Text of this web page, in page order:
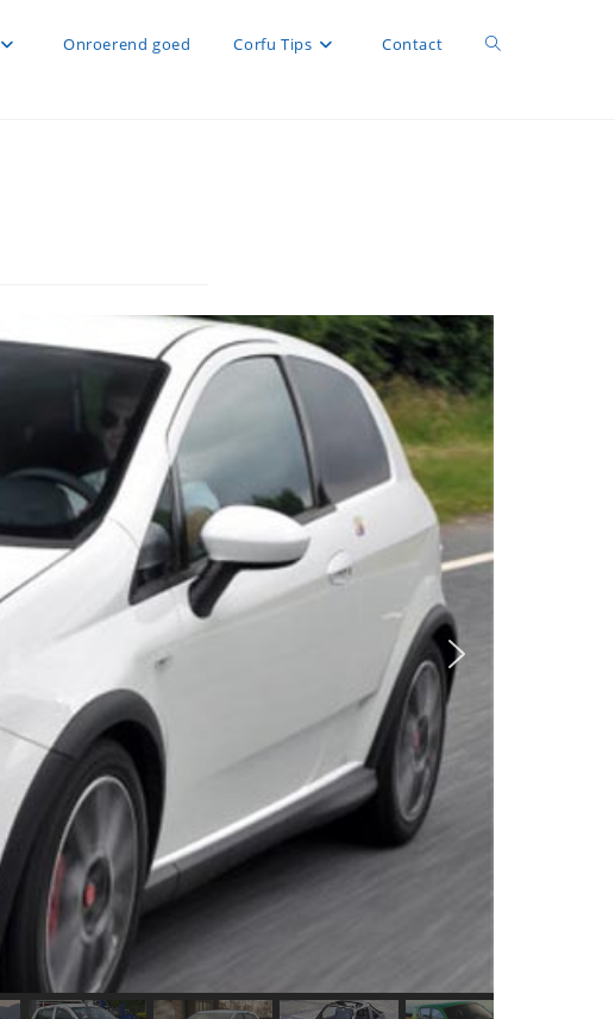
Onroerend goed Corfu Tips Contact